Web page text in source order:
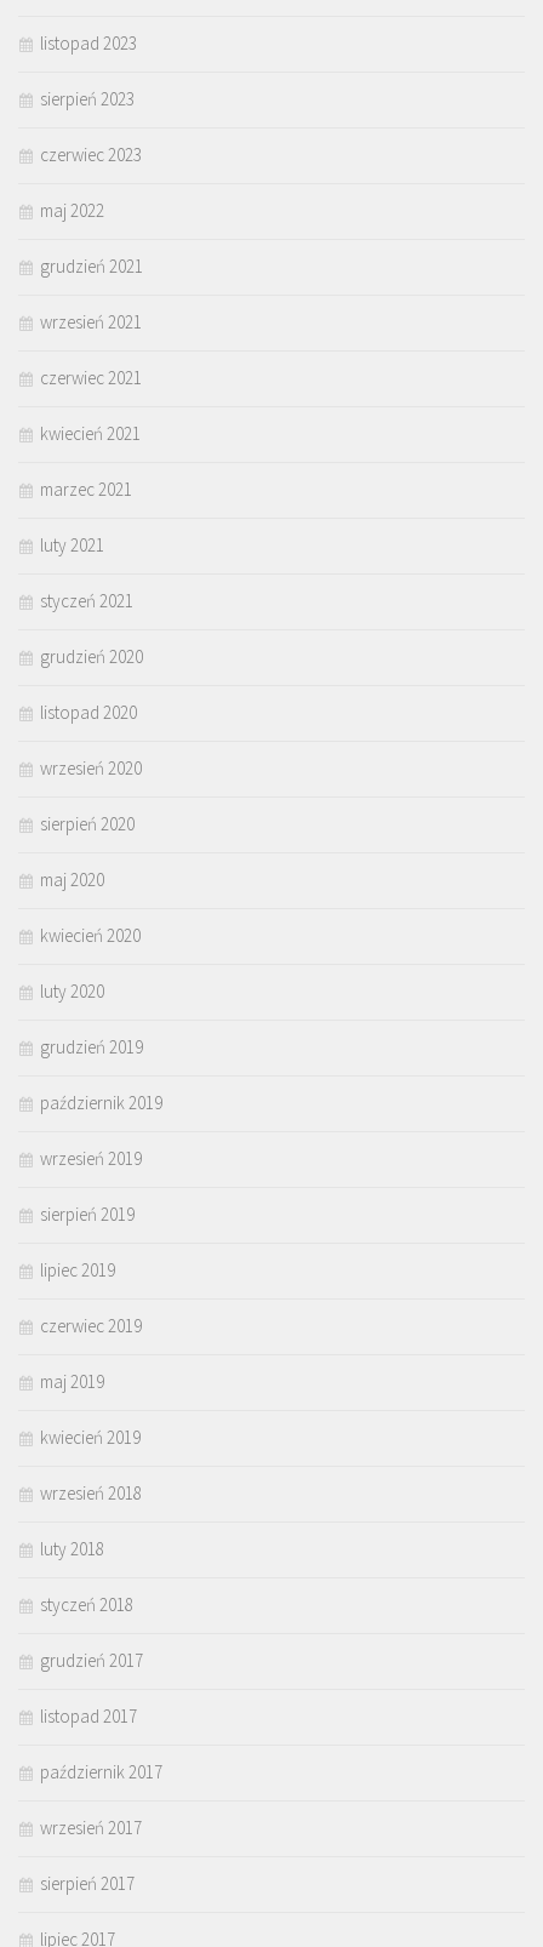
listopad 2023
sierpień 2023
czerwiec 2023
maj 2022
grudzień 2021
wrzesień 2021
czerwiec 2021
kwiecień 2021
marzec 2021
luty 2021
styczeń 2021
grudzień 2020
listopad 2020
wrzesień 2020
sierpień 2020
maj 2020
kwiecień 2020
luty 2020
grudzień 2019
październik 2019
wrzesień 2019
sierpień 2019
lipiec 2019
czerwiec 2019
maj 2019
kwiecień 2019
wrzesień 2018
luty 2018
styczeń 2018
grudzień 2017
listopad 2017
październik 2017
wrzesień 2017
sierpień 2017
lipiec 2017